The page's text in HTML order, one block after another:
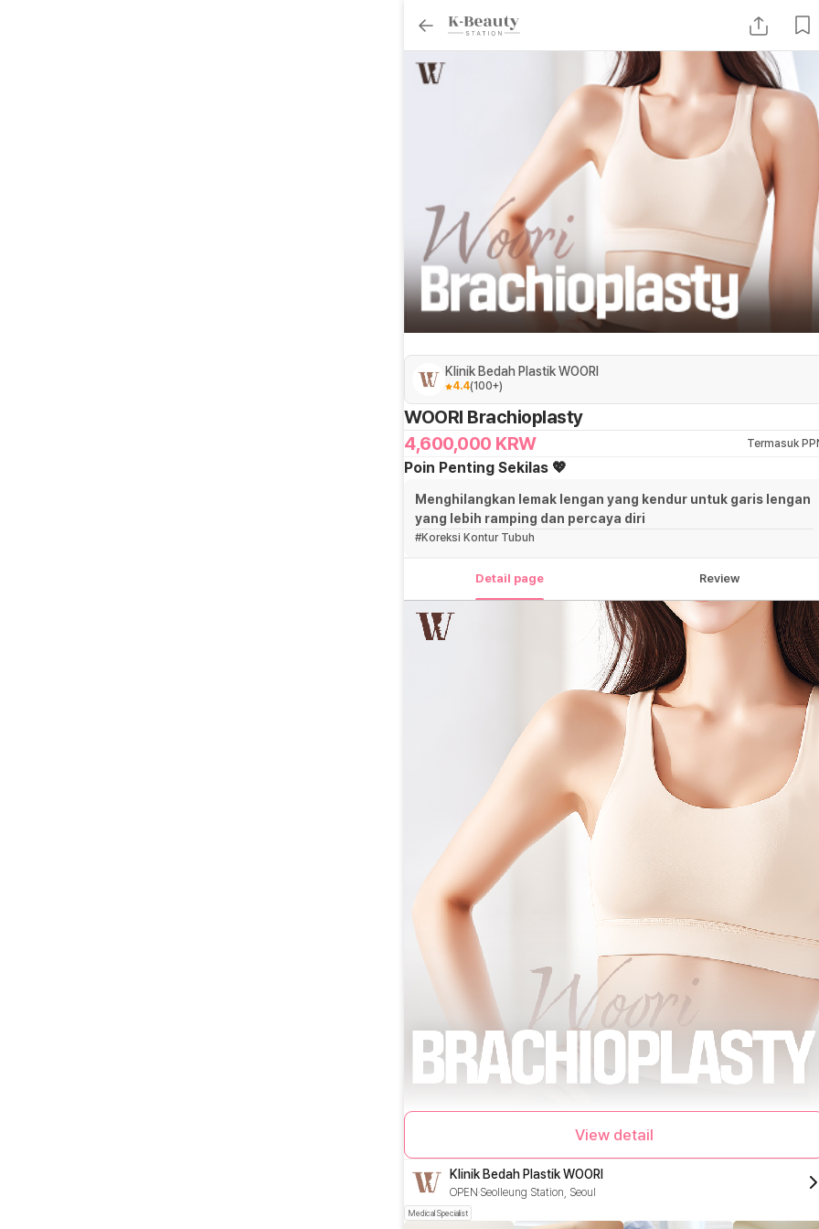
Klinik Bedah Plastik WOORI
4.4(100+)
WOORI Brachioplasty
4,600,000 KRW Termasuk
Poin Penting Sekilas 💖
Menghilangkan lemak lengan yang kendur untuk garis lengan
yang lebih ramping dan percaya diri
#Koreksi Kontur Tubuh
Detail page Review
View detail
Klinik Bedah Plastik WOORI
OPEN Seolleung Station, Seoul
Medical Specialist